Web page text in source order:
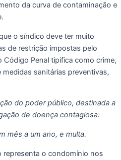
da curva de contaminação e
o síndico deve ter muito
de restrição impostas pelo
Código Penal tipifica como crime,
sanitárias preventivas,
do poder público, destinada a
de doença contagiosa:
mês a um ano, e multa.
representa o condomínio nos